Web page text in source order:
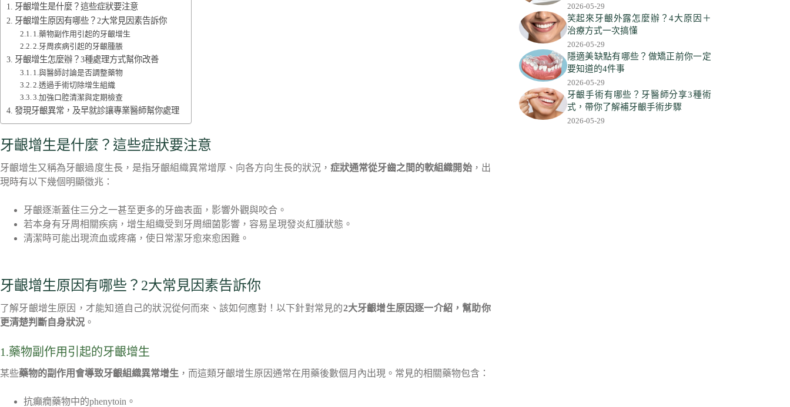
牙齦增生是什麼？這些症狀要注意
牙齦增生原因有哪些？2大常見因素告訴你
1.藥物副作用引起的牙齦增生
2.牙周疾病引起的牙齦腫脹
牙齦增生怎麼辦？3種處理方式幫你改善
1.與醫師討論是否調整藥物
2.透過手術切除增生組織
3.加強口腔清潔與定期檢查
發現牙齦異常，及早就診讓專業醫師幫你處理
牙齦增生是什麼？這些症狀要注意
牙齦增生又稱為牙齦過度生長，是指牙齦組織異常增厚、向各方向生長的狀況， 症狀通常從牙齒之間的軟組織開始，出
現時有以下幾個明顯徵兆：
牙齦逐漸蓋住三分之一甚至更多的牙齒表面，影響外觀與咬合。
若本身有牙周相關疾病，增生組織受到牙周細菌影響，容易呈現發炎紅腫狀態。
清潔時可能出現流血或疼痛，使日常潔牙愈來愈困難。
牙齦增生原因有哪些？2大常見因素告訴你
了解牙齦增生原因，才能知道自己的狀況從何而來、該如何應對！以下針對常見的2大牙齦增生原因逐一介紹，幫助你
更清楚判斷自身狀況 。
1.藥物副作用引起的牙齦增生
某些藥物的副作用會導致牙齦組織異常增生 ，而這類牙齦增生原因通常在用藥後數個月內出現。常見的相關藥物包含：
抗癲癇藥物中的phenytoin。
果
2026-05-29
笑起來牙齦外露怎麼辦？4大原因＋
治療方式一次搞懂
2026-05-29
隱適美缺點有哪些？做矯正前你一定
要知道的4件事
2026-05-29
牙齦手術有哪些？牙醫師分享3種術
式，帶你了解補牙齦手術步驟
2026-05-29